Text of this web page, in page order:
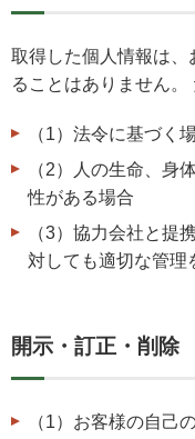
取得した個人情報は
ることはありません。
（1）法令に基づく
（2）人の生命、身
性がある場合
（3）協力会社と提
対しても適切な管理
開示・訂正・削除
（1）お客様の自己